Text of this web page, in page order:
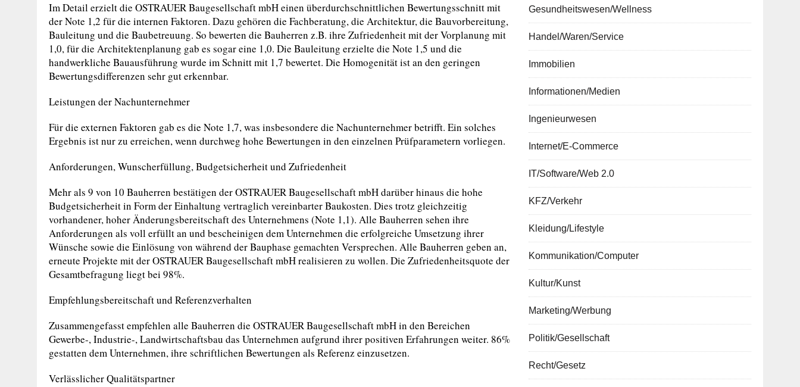
Im Detail erzielt die OSTRAUER Baugesellschaft mbH einen überdurchschnittlichen Bewertungsschnitt mit
der Note 1,2 für die internen Faktoren. Dazu gehören die Fachberatung, die Architektur, die Bauvorbereitung,
Bauleitung und die Baubetreuung. So bewerten die Bauherren z.B. ihre Zufriedenheit mit der Vorplanung mit
1,0, für die Architektenplanung gab es sogar eine 1,0. Die Bauleitung erzielte die Note 1,5 und die
handwerkliche Bauausführung wurde im Schnitt mit 1,7 bewertet. Die Homogenität ist an den geringen
Bewertungsdifferenzen sehr gut erkennbar.
Leistungen der Nachunternehmer
Für die externen Faktoren gab es die Note 1,7, was insbesondere die Nachunternehmer betrifft. Ein solches
Ergebnis ist nur zu erreichen, wenn durchweg hohe Bewertungen in den einzelnen Prüfparametern vorliegen.
Anforderungen, Wunscherfüllung, Budgetsicherheit und Zufriedenheit
Mehr als 9 von 10 Bauherren bestätigen der OSTRAUER Baugesellschaft mbH darüber hinaus die hohe
Budgetsicherheit in Form der Einhaltung vertraglich vereinbarter Baukosten. Dies trotz gleichzeitig
vorhandener, hoher Änderungsbereitschaft des Unternehmens (Note 1,1). Alle Bauherren sehen ihre
Anforderungen als voll erfüllt an und bescheinigen dem Unternehmen die erfolgreiche Umsetzung ihrer
Wünsche sowie die Einlösung von während der Bauphase gemachten Versprechen. Alle Bauherren geben an,
erneute Projekte mit der OSTRAUER Baugesellschaft mbH realisieren zu wollen. Die Zufriedenheitsquote der
Gesamtbefragung liegt bei 98%.
Empfehlungsbereitschaft und Referenzverhalten
Zusammengefasst empfehlen alle Bauherren die OSTRAUER Baugesellschaft mbH in den Bereichen
Gewerbe-, Industrie-, Landwirtschaftsbau das Unternehmen aufgrund ihrer positiven Erfahrungen weiter. 86%
gestatten dem Unternehmen, ihre schriftlichen Bewertungen als Referenz einzusetzen.
Verlässlicher Qualitätspartner
Gesundheitswesen/Wellness
Handel/Waren/Service
Immobilien
Informationen/Medien
Ingenieurwesen
Internet/E-Commerce
IT/Software/Web 2.0
KFZ/Verkehr
Kleidung/Lifestyle
Kommunikation/Computer
Kultur/Kunst
Marketing/Werbung
Politik/Gesellschaft
Recht/Gesetz